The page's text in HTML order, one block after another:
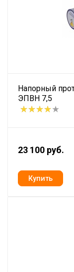
Напорный
ЭПВН 7,5
23 100 руб.